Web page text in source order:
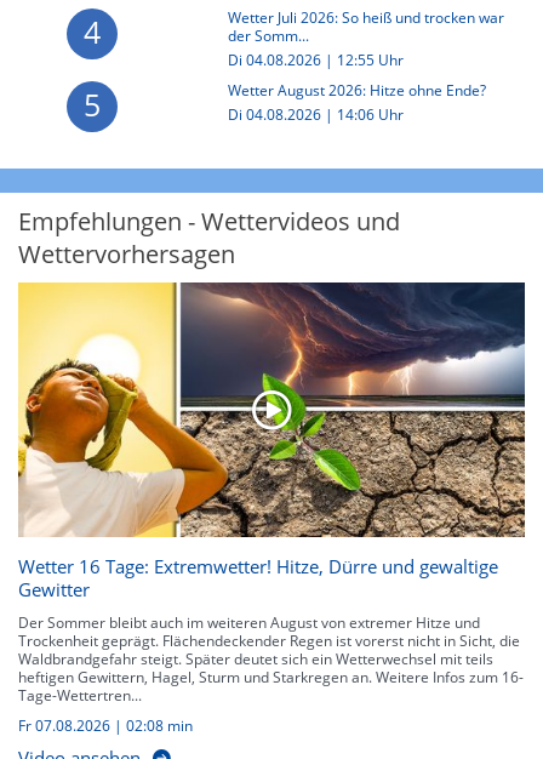
4
Wetter Juli 2026: So heiß und trocken war
der Somm...
Di 04.08.2026 | 12:55 Uhr
5
Wetter August 2026: Hitze ohne Ende?
Di 04.08.2026 | 14:06 Uhr
Empfehlungen - Wettervideos und
Wettervorhersagen
Wetter 16 Tage: Extremwetter! Hitze, Dürre und gewaltige
Gewitter
Der Sommer bleibt auch im weiteren August von extremer Hitze und
Trockenheit geprägt. Flächendeckender Regen ist vorerst nicht in Sicht, die
Waldbrandgefahr steigt. Später deutet sich ein Wetterwechsel mit teils
heftigen Gewittern, Hagel, Sturm und Starkregen an. Weitere Infos zum 16-
Tage-Wettertren...
Fr 07.08.2026 | 02:08 min